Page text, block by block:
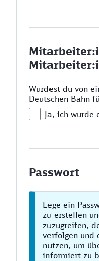
Wurdest du von
Deutschen Bahn
Ja, ich wurde
Passwort
Lege ein
zu erstellen
zuzugreifen,
verfolgen und
nutzen, um
informiert zu